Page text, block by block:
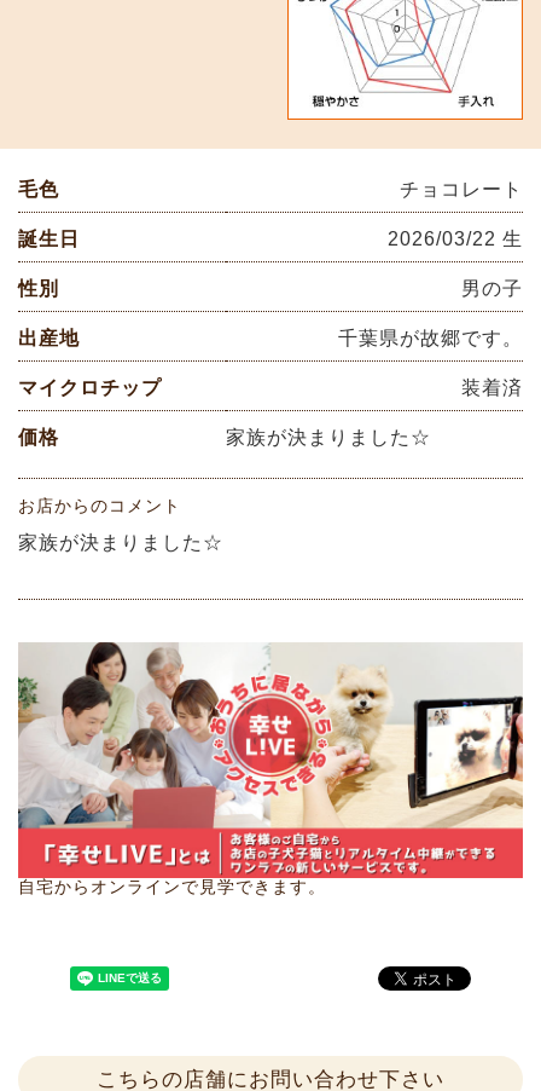
毛色 チョコレート
誕生日 2026/03/22 生
性別 男の子
出産地 千葉県が故郷です。
マイクロチップ 装着済
価格 家族が決まりました☆
お店からのコメント
家族が決まりました☆
自宅からオンラインで見学できます。
こちらの店舗にお問い合わせ下さい